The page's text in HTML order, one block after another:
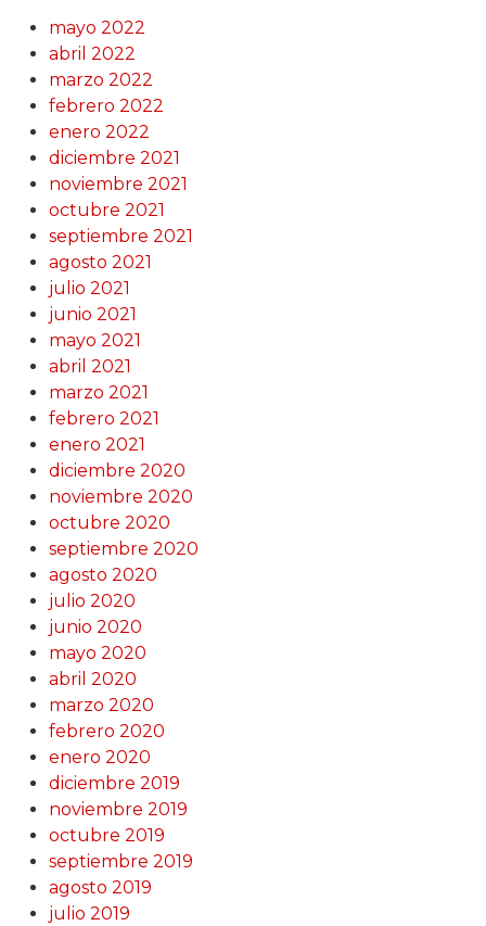
mayo 2022
abril 2022
marzo 2022
febrero 2022
enero 2022
diciembre 2021
noviembre 2021
octubre 2021
septiembre 2021
agosto 2021
julio 2021
junio 2021
mayo 2021
abril 2021
marzo 2021
febrero 2021
enero 2021
diciembre 2020
noviembre 2020
octubre 2020
septiembre 2020
agosto 2020
julio 2020
junio 2020
mayo 2020
abril 2020
marzo 2020
febrero 2020
enero 2020
diciembre 2019
noviembre 2019
octubre 2019
septiembre 2019
agosto 2019
julio 2019